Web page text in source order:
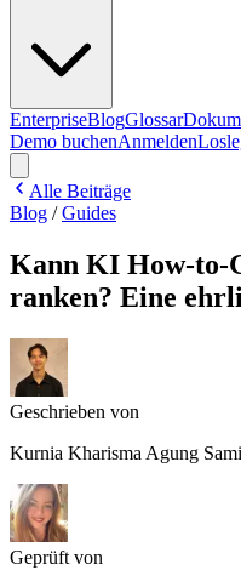
EnterpriseBlogGlossar
Demo buchenAnmelden
Alle Beiträge
Blog /Guides
Kann KI How-to-
ranken? Eine
Geschrieben von
Kurnia Kharisma Agung
Geprüft von